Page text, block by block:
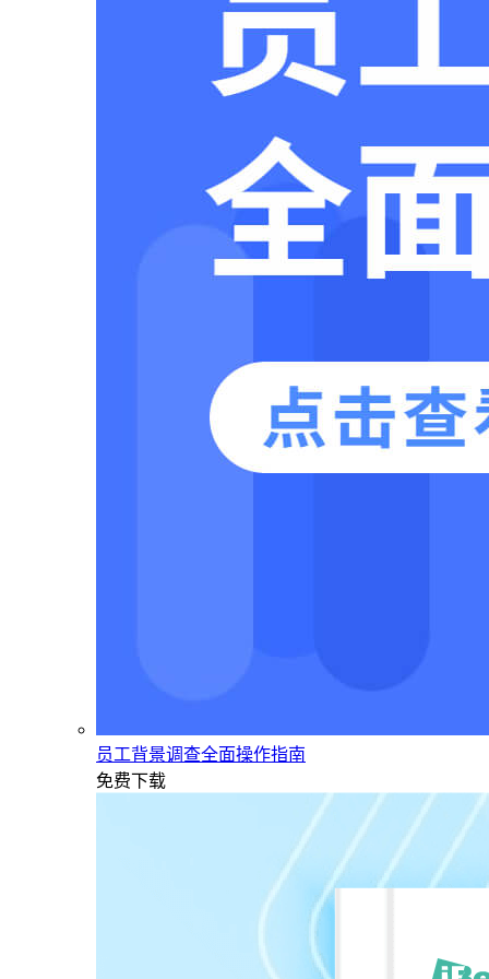
员工背景调查全面操作指南
免费下载